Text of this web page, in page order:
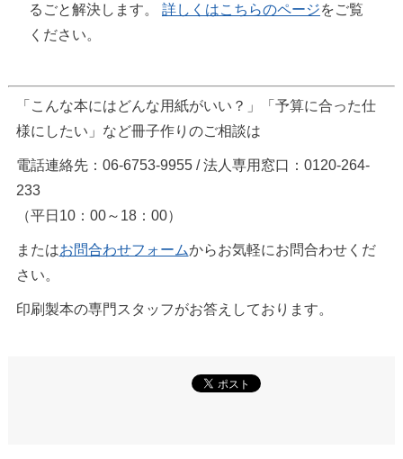
るごと解決します。 詳しくはこちらのページをご覧
ください。
「こんな本にはどんな用紙がいい？」「予算に合った仕
様にしたい」など冊子作りのご相談は
電話連絡先：06-6753-9955 / 法人専用窓口：0120-264-
233
（平日10：00～18：00）
またはお問合わせフォームからお気軽にお問合わせくだ
さい。
印刷製本の専門スタッフがお答えしております。